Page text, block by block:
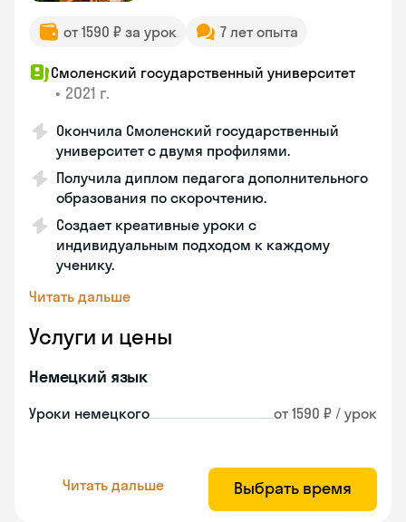
от 1590 ₽ за урок 7 лет опыта
Смоленский государственный университет
• 2021 г.
Окончила Смоленский государственный
университет с двумя профилями.
Получила диплом педагога дополнительного
образования по скорочтению.
Создает креативные уроки с
индивидуальным подходом к каждому
ученику.
Читать дальше
Услуги и цены
Немецкий язык
Уроки немецкого от 1590 ₽ / урок
Читать дальше Выбрать время